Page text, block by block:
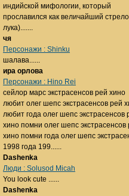
индийской мифологии, который
прославился как величайший
лука).......
чя
Персонажи : Shinku
шалава......
ира орлова
Персонажи : Hino Rei
сейлор марс экстрасенсов рей хино
любит олег шепс экстрасенсов рей
любит года олег шепс экстрасенсов
хино помни олег шепс экстрасенсов
хино помни года олег шепс
1998 года 199......
Dashenka
Люди : Solusod Micah
You look cute ......
Dashenka